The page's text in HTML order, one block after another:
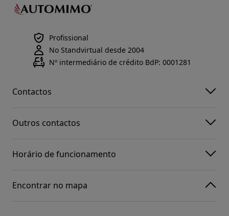
Profissional
No Standvirtual desde 2004
Nº intermediário de crédito BdP: 0001281
Contactos
Outros contactos
Horário de funcionamento
Encontrar no mapa